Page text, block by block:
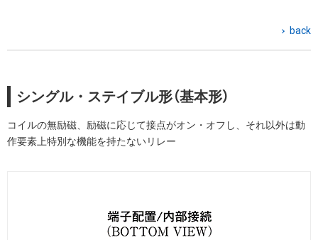
back
シングル・ステイブル形（基本形）
コイルの無励磁、励磁に応じて接点がオン・オフし、それ以外は動
作要素上特別な機能を持たないリレー